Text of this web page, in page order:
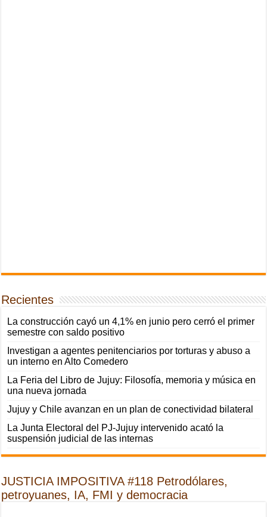
Recientes
La construcción cayó un 4,1% en junio pero cerró el primer
semestre con saldo positivo
Investigan a agentes penitenciarios por torturas y abuso a
un interno en Alto Comedero
La Feria del Libro de Jujuy: Filosofía, memoria y música en
una nueva jornada
Jujuy y Chile avanzan en un plan de conectividad bilateral
La Junta Electoral del PJ-Jujuy intervenido acató la
suspensión judicial de las internas
JUSTICIA IMPOSITIVA #118 Petrodólares,
petroyuanes, IA, FMI y democracia